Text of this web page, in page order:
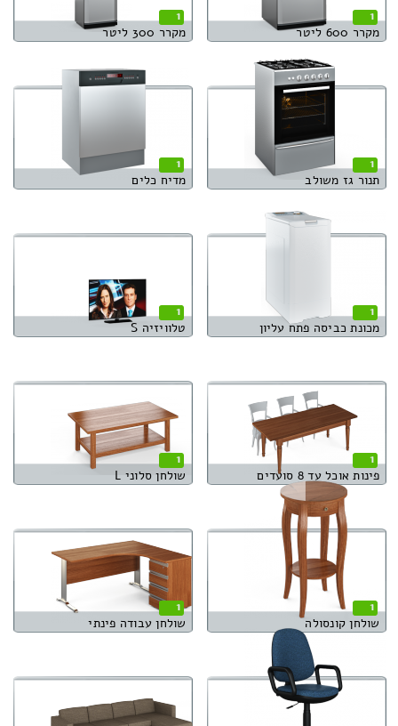
1
מקרר 600 ליטר
1
מקרר 300 ליטר
1
תנור גז משולב
1
מדיח כלים
1
מכונת כביסה פתח עליון
1
טלוויזיה S
1
פינות אוכל עד 8 סועדים
1
שולחן סלוני L
1
שולחן קונסולה
1
שולחן עבודה פינתי